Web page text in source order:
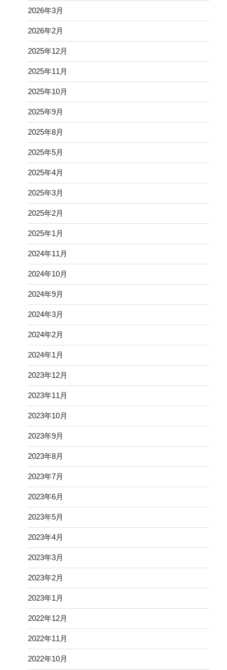
2026年3月
2026年2月
2025年12月
2025年11月
2025年10月
2025年9月
2025年8月
2025年5月
2025年4月
2025年3月
2025年2月
2025年1月
2024年11月
2024年10月
2024年9月
2024年3月
2024年2月
2024年1月
2023年12月
2023年11月
2023年10月
2023年9月
2023年8月
2023年7月
2023年6月
2023年5月
2023年4月
2023年3月
2023年2月
2023年1月
2022年12月
2022年11月
2022年10月